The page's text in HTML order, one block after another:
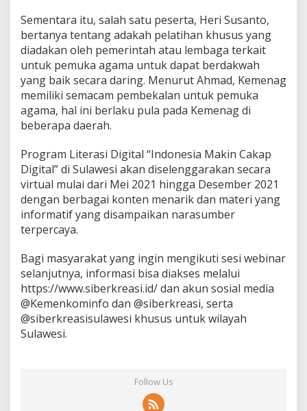
Sementara itu, salah satu peserta, Heri Susanto,
bertanya tentang adakah pelatihan khusus yang
diadakan oleh pemerintah atau lembaga terkait
untuk pemuka agama untuk dapat berdakwah
yang baik secara daring. Menurut Ahmad, Kemenag
memiliki semacam pembekalan untuk pemuka
agama, hal ini berlaku pula pada Kemenag di
beberapa daerah.
Program Literasi Digital “Indonesia Makin Cakap
Digital” di Sulawesi akan diselenggarakan secara
virtual mulai dari Mei 2021 hingga Desember 2021
dengan berbagai konten menarik dan materi yang
informatif yang disampaikan narasumber
terpercaya.
Bagi masyarakat yang ingin mengikuti sesi webinar
selanjutnya, informasi bisa diakses melalui
https://www.siberkreasi.id/ dan akun sosial media
@Kemenkominfo dan @siberkreasi, serta
@siberkreasisulawesi khusus untuk wilayah
Sulawesi.
Follow Us